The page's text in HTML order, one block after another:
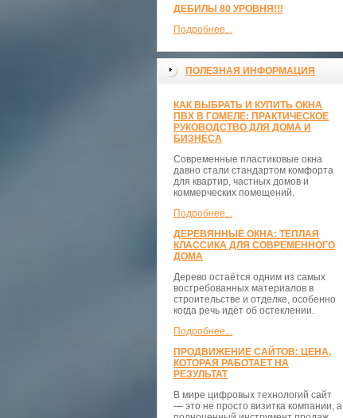
ДЕБИЛЫ 80 УРОВНЯ!!!
Подробнее...
ПОЛЕЗНАЯ ИНФОРМАЦИЯ
КАК ВЫБРАТЬ И КУПИТЬ ОКНА
ПВХ В ГОМЕЛЕ: ПРАКТИЧЕСКОЕ
РУКОВОДСТВО ДЛЯ ДОМА И
БИЗНЕСА
Современные пластиковые окна
давно стали стандартом комфорта
для квартир, частных домов и
коммерческих помещений.
Подробнее...
ДЕРЕВЯННЫЕ ОКНА: ТЁПЛАЯ
КЛАССИКА ДЛЯ СОВРЕМЕННОГО
ДОМА
Дерево остаётся одним из самых
востребованных материалов в
строительстве и отделке, особенно
когда речь идёт об остеклении.
Подробнее...
ПРОДВИЖЕНИЕ САЙТОВ: ЦЕНА,
КОТОРАЯ РАБОТАЕТ НА
РЕЗУЛЬТАТ
В мире цифровых технологий сайт
— это не просто визитка компании, а